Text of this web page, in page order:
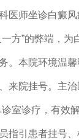
医师坐诊白癜
方”的弊端，为
。本院环境温
来院挂号。主治
室诊疗，有效
指引患者挂号